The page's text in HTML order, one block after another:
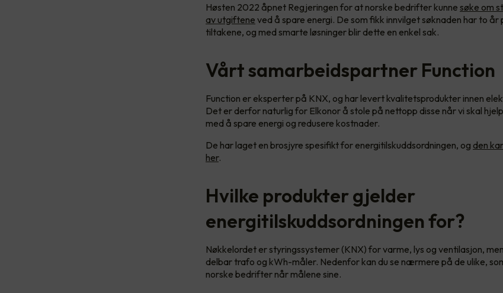
Høsten 2022 åpnet Regjeringen for at norske bedrifter kunne søke om
av utgiftene ved å spare energi. De som fikk innvilget søknaden har to
tiltakene, og med smarte løsninger blir dette en enkel sak.
Vårt samarbeidspartner Function
Function er eksperter på KNX, og har levert kvalitetsprodukter innen
Det er derfor naturlig for Elkonor å stole på nettopp disse når vi skal
med å spare energi og redusere kostnader.
De har laget en brosjyre spesifikt for energitilskuddsordningen, og den
her.
Hvilke produkter gjelder
energitilskuddsordningen for?
Nøkkelordet er styringssystemer (KNX) for varme, lys og ventilasjon,
delbar trafo og kWh-måler. Nedenfor kan du se nærmere på de ulike,
norske bedrifter når målene sine.